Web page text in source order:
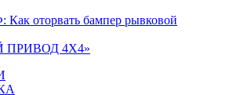
оторвать бампер рывковой
4Х4»